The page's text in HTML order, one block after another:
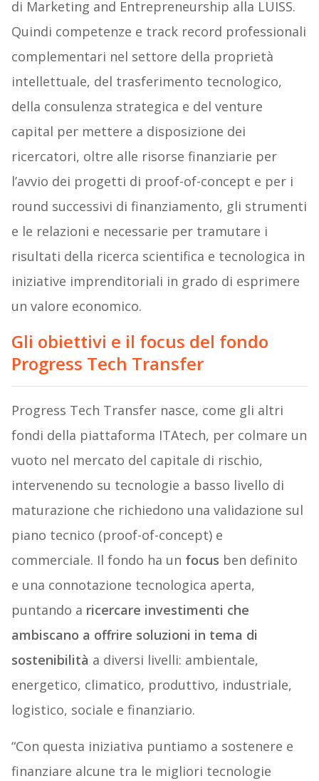
di Marketing and Entrepreneurship alla LUISS.
Quindi competenze e track record professionali
complementari nel settore della proprietà
intellettuale, del trasferimento tecnologico,
della consulenza strategica e del venture
capital per mettere a disposizione dei
ricercatori, oltre alle risorse finanziarie per
l’avvio dei progetti di proof-of-concept e per i
round successivi di finanziamento, gli strumenti
e le relazioni e necessarie per tramutare i
risultati della ricerca scientifica e tecnologica in
iniziative imprenditoriali in grado di esprimere
un valore economico.
Gli obiettivi e il focus del fondo
Progress Tech Transfer
Progress Tech Transfer nasce, come gli altri
fondi della piattaforma ITAtech, per colmare un
vuoto nel mercato del capitale di rischio,
intervenendo su tecnologie a basso livello di
maturazione che richiedono una validazione sul
piano tecnico (proof-of-concept) e
commerciale. Il fondo ha un focus ben definito
e una connotazione tecnologica aperta,
puntando a ricercare investimenti che
ambiscano a offrire soluzioni in tema di
sostenibilità a diversi livelli: ambientale,
energetico, climatico, produttivo, industriale,
logistico, sociale e finanziario.
“Con questa iniziativa puntiamo a sostenere e
finanziare alcune tra le migliori tecnologie